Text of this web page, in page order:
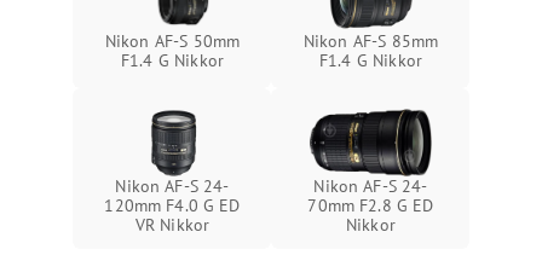
Nikon AF-S 50mm
F1.4 G Nikkor
Nikon AF-S 85mm
F1.4 G Nikkor
Nikon AF-S 24-
120mm F4.0 G ED
VR Nikkor
Nikon AF-S 24-
70mm F2.8 G ED
Nikkor